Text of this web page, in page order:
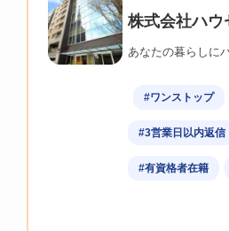
株式会社ハウ
あなたの暮らしに
#ワンストップ
#3営業日以内返信
#有資格者在籍